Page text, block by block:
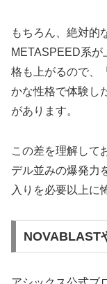
もちろん、絶対的
METASPEED系が
格も上がるので、
かな性格で体験し
があります。
この差を理解して
デル並みの爆発力
入りを必要以上に
NOVABLAST